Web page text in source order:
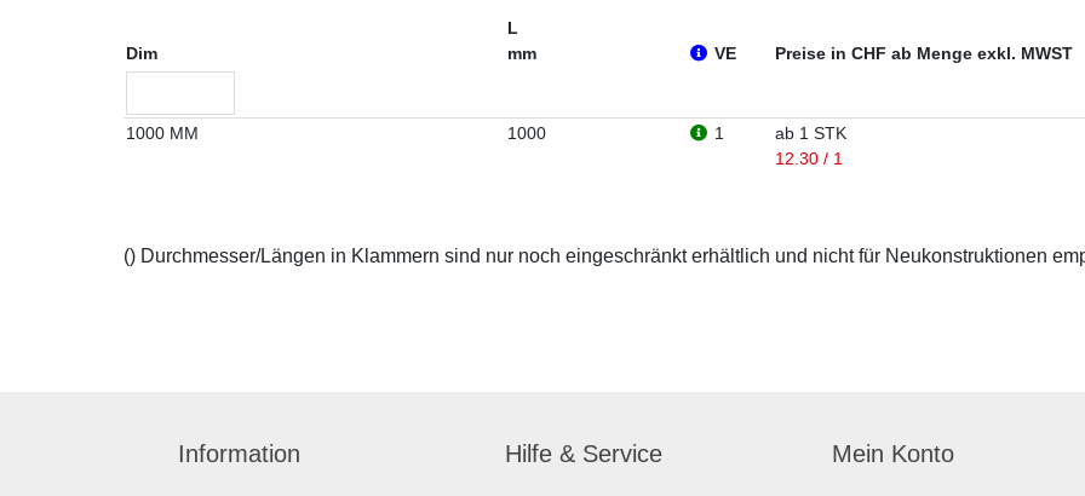
Dim
L
mm
VE Preise in CHF ab Menge exkl. MWST
1000 MM 1000 1
ab 1 STK
12.30 / 1
() Durchmesser/Längen in Klammern sind nur noch eingeschränkt erhältlich und nicht für Neukonstruktionen
Information Hilfe & Service Mein Konto